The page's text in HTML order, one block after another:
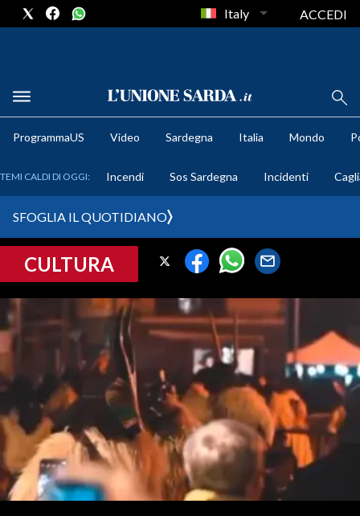
METEO
CRONACA SARDEGNA
PROVINCIA DI CAGLIARI
SULCIS IGLESIENTE
MEDIO CAMPIDANO
ORISTANO E PROVINCIA
SASSARI E PROVINCIA
GALLURA
NUORO E PROVINCIA
OGLIASTRA
Italy ACCEDI
ProgrammaUS Video Sardegna Italia Mondo
TEMI CALDI DI OGGI: Incendi Sos Sardegna Incidenti
SFOGLIA IL QUOTIDIANO
CULTURA